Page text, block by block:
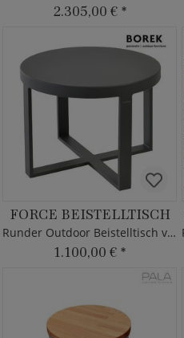
2.305,00 € *
FORCE BEISTELLTISCH
Runder Outdoor Beistelltisch von Borek - Aluminium
1.100,00 € *